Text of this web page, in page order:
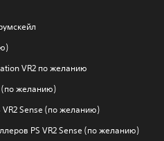
VR2 по желанию
(по желанию)
VR2 Sense (по желанию)
PS VR2 Sense (по желанию)